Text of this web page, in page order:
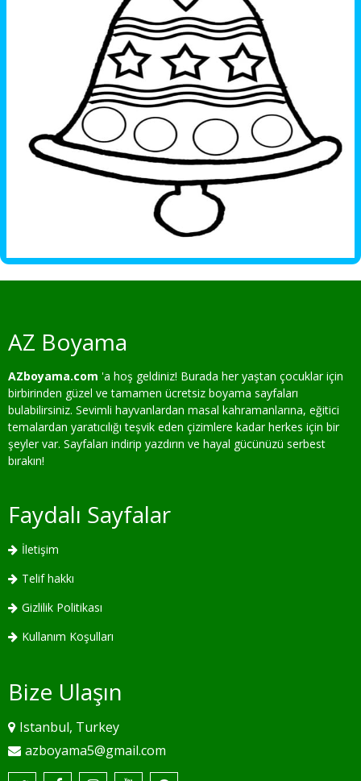
AZ Boyama
AZboyama.com 'a hoş geldiniz! Burada her yaştan çocuklar için
birbirinden güzel ve tamamen ücretsiz boyama sayfaları
bulabilirsiniz. Sevimli hayvanlardan masal kahramanlarına, eğitici
temalardan yaratıcılığı teşvik eden çizimlere kadar herkes için bir
şeyler var. Sayfaları indirip yazdırın ve hayal gücünüzü serbest
bırakın!
Faydalı Sayfalar
İletişim
Telif hakkı
Gizlilik Politikası
Kullanım Koşulları
Bize Ulaşın
Istanbul, Turkey
azboyama5@gmail.com